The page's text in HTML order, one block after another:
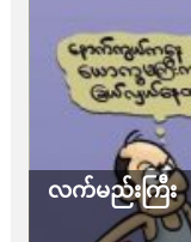
လက်မည်းကြီး